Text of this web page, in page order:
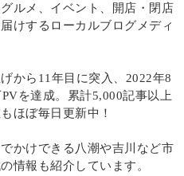
ルメ、イベント、開店・閉店
けするローカルブログメディ
から11年目に突入、2022年8
を達成。累計5,000記事以上
ほぼ毎日更新中！
かけできる八潮や吉川など市
情報も紹介しています。